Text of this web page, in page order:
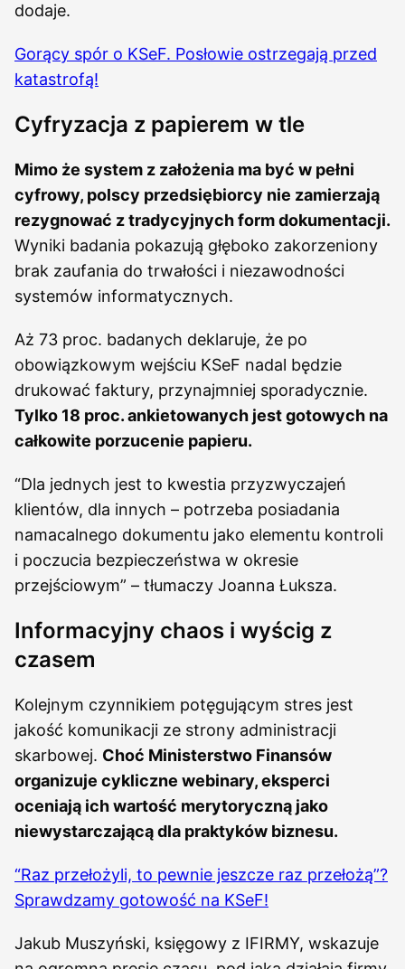
dodaje.
Gorący spór o KSeF. Posłowie ostrzegają przed
katastrofą!
Cyfryzacja z papierem w tle
Mimo że system z założenia ma być w pełni
cyfrowy, polscy przedsiębiorcy nie zamierzają
rezygnować z tradycyjnych form dokumentacji.
Wyniki badania pokazują głęboko zakorzeniony
brak zaufania do trwałości i niezawodności
systemów informatycznych.
Aż 73 proc. badanych deklaruje, że po
obowiązkowym wejściu KSeF nadal będzie
drukować faktury, przynajmniej sporadycznie.
Tylko 18 proc. ankietowanych jest gotowych na
całkowite porzucenie papieru.
“Dla jednych jest to kwestia przyzwyczajeń
klientów, dla innych – potrzeba posiadania
namacalnego dokumentu jako elementu kontroli
i poczucia bezpieczeństwa w okresie
przejściowym” – tłumaczy Joanna Łuksza.
Informacyjny chaos i wyścig z
czasem
Kolejnym czynnikiem potęgującym stres jest
jakość komunikacji ze strony administracji
skarbowej. Choć Ministerstwo Finansów
organizuje cykliczne webinary, eksperci
oceniają ich wartość merytoryczną jako
niewystarczającą dla praktyków biznesu.
“Raz przełożyli, to pewnie jeszcze raz przełożą”?
Sprawdzamy gotowość na KSeF!
Jakub Muszyński, księgowy z IFIRMY, wskazuje